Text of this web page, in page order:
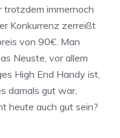
trotzdem immernoch
Konkurrenz zerreißt
von 90€. Man
Neuste, vor allem
High End Handy ist,
damals gut war,
heute auch gut sein?